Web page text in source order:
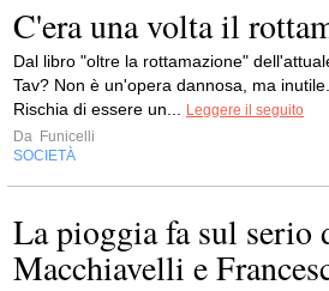
C'era una volta il
Dal libro "oltre la rottamazione"
Tav? Non è un'opera dannosa, ma
Rischia di essere un...
Leggere il seguito
Da Funicelli
SOCIETÀ
La pioggia fa sul serio
Macchiavelli e